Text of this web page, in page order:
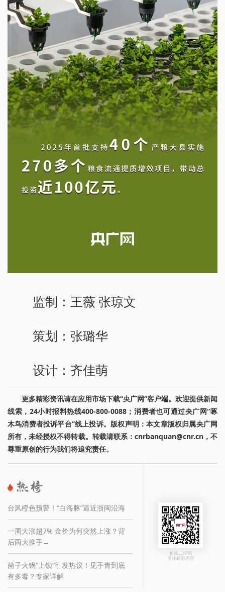
监制：王薇 张琼文
策划：张璐华
设计：齐佳萌
更多精彩资讯请在应用市场下载“央广网”客户端。欢迎提供新闻
线索，24小时报料热线400-800-0088；消费者也可通过央广网“啄
木鸟消费者投诉平台”线上投诉。版权声明：本文章版权归属央广网
所有，未经授权不得转载。转载请联系：cnrbanquan@cnr.cn，不
尊重原创的行为我们将追究责任。
台风橙色预警！“白海豚”逼近浙闽沿海
一周大涨超7% 金价为何突然上涨？背
后两大推手→
菌子火锅“上锁”引发热议！见手青到底
有多毒？专家详解
长按二维码
关注精彩内容